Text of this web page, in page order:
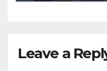
Leave a